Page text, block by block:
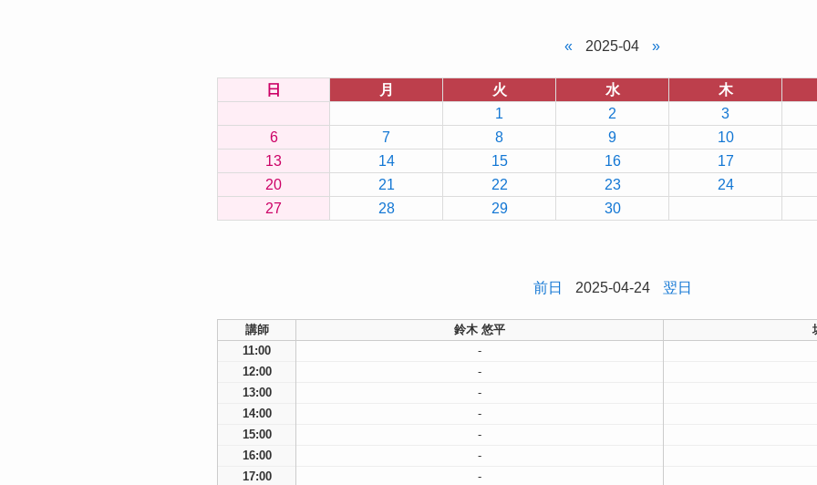
« 2025-04 »
日 月 火 水 木
1
2 3
6
7 8 9 10
13
14 15 16 17
20
21 22 23 24
27
28 29 30
前日 2025-04-24 翌日
講師 鈴木 悠平
11:00
-
12:00
-
13:00
-
14:00
-
15:00
-
16:00
-
17:00
-